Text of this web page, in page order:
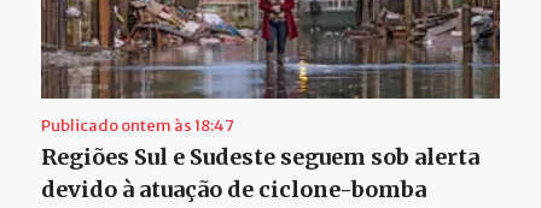
Publicado ontem às 18:47
Regiões Sul e Sudeste seguem sob alerta
devido à atuação de ciclone-bomba